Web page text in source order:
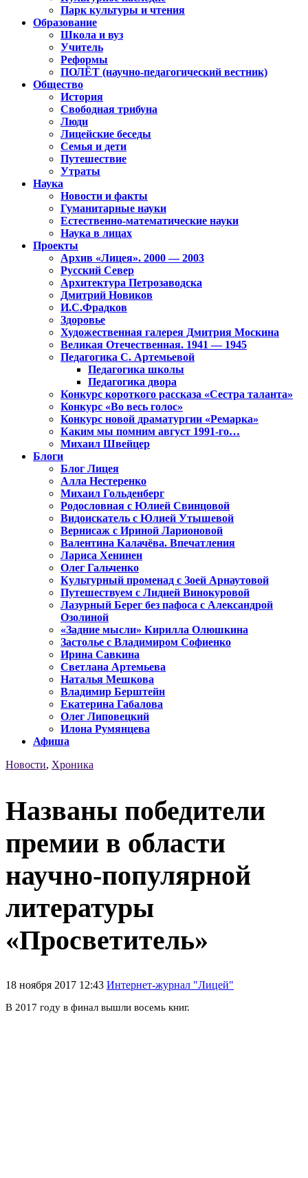
Парк культуры и чтения
Образование
Школа и вуз
Учитель
Реформы
ПОЛЁТ (научно-педагогический вестник)
Общество
История
Свободная трибуна
Люди
Лицейские беседы
Семья и дети
Путешествие
Утраты
Наука
Новости и факты
Гуманитарные науки
Естественно-математические науки
Наука в лицах
Проекты
Архив «Лицея». 2000 — 2003
Русский Север
Архитектура Петрозаводска
Дмитрий Новиков
И.С.Фрадков
Здоровье
Художественная галерея Дмитрия Москина
Великая Отечественная. 1941 — 1945
Педагогика С. Артемьевой
Педагогика школы
Педагогика двора
Конкурс короткого рассказа «Сестра таланта»
Конкурс «Во весь голос»
Конкурс новой драматургии «Ремарка»
Каким мы помним август 1991-го…
Михаил Швейцер
Блоги
Блог Лицея
Алла Нестеренко
Михаил Гольденберг
Родословная с Юлией Свинцовой
Видоискатель с Юлией Утышевой
Вернисаж с Ириной Ларионовой
Валентина Калачёва. Впечатления
Лариса Хенинен
Олег Гальченко
Культурный променад с Зоей Арнаутовой
Путешествуем с Лидией Винокуровой
Лазурный Берег без пафоса с Александрой
Озолиной
«Задние мысли» Кирилла Олюшкина
Застолье с Владимиром Софиенко
Ирина Савкина
Светлана Артемьева
Наталья Мешкова
Владимир Берштейн
Екатерина Габалова
Олег Липовецкий
Илона Румянцева
Афиша
Новости, Хроника
Названы победители
премии в области
научно-популярной
литературы
«Просветитель»
18 ноября 2017 12:43 Интернет-журнал "Лицей"
В 2017 году в финал вышли восемь книг.